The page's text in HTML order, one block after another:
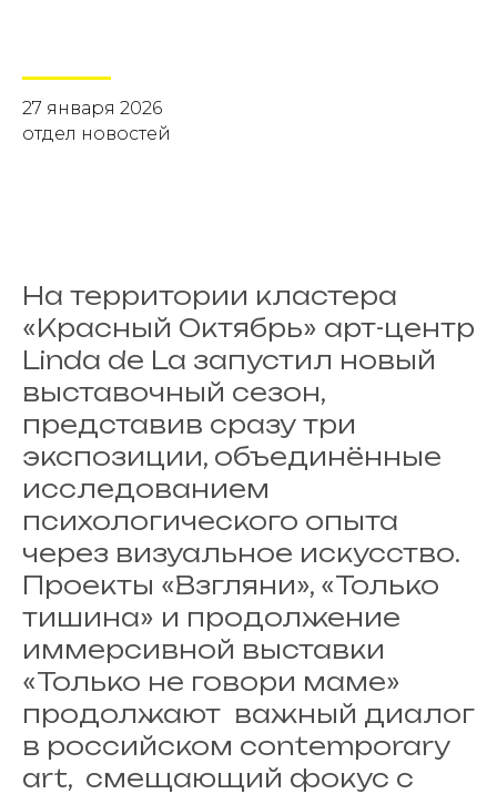
27 января 2026
отдел новостей
На территории кластера
«Красный Октябрь» арт-центр
Linda de La запустил новый
выставочный сезон,
представив сразу три
экспозиции, объединённые
исследованием
психологического опыта
через визуальное искусство.
Проекты «Взгляни», «Только
тишина» и продолжение
иммерсивной выставки
«Только не говори маме»
продолжают важный диалог
в российском contemporary
art, смещающий фокус с